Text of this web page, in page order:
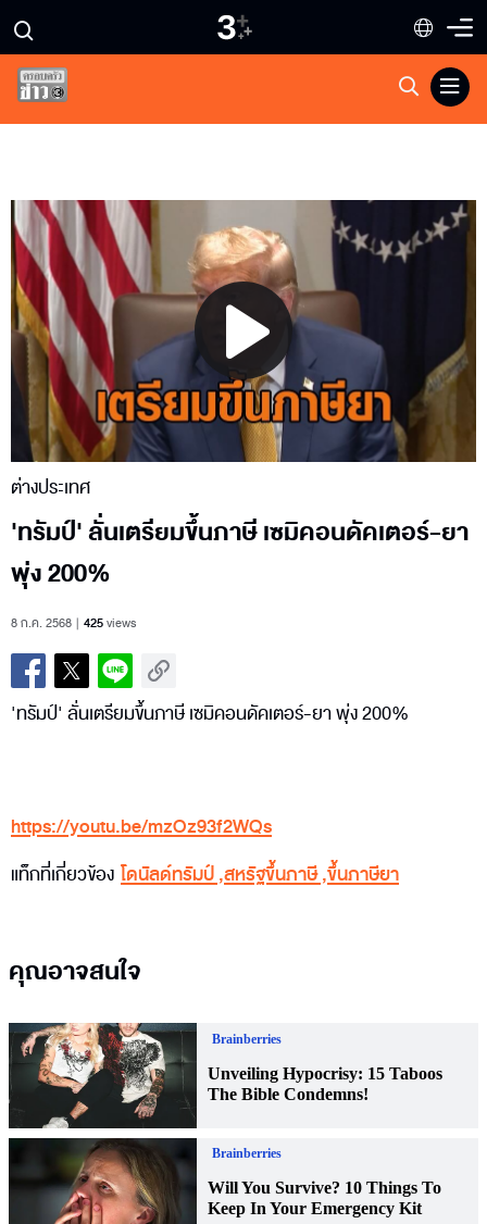
Play
Video
ต่างประเทศ
'ทรัมป์' ลั่นเตรียมขึ้นภาษี เซมิคอนดัคเตอร์-ยา
พุ่ง 200%
8 ก.ค. 2568 425views
'ทรัมป์' ลั่นเตรียมขึ้นภาษี เซมิคอนดัคเตอร์-ยา พุ่ง 200%
https://youtu.be/mzOz93f2WQs
แท็กที่เกี่ยวข้อง โดนัลด์ทรัมป์,สหรัฐขึ้นภาษี,ขึ้นภาษียา
คุณอาจสนใจ